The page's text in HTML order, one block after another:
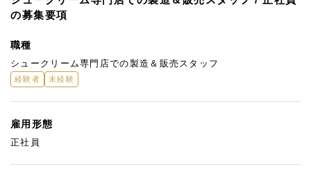
の募集要項
職種
シュークリーム専門店での製造＆販売スタッフ
経験者 未経験
雇用形態
正社員